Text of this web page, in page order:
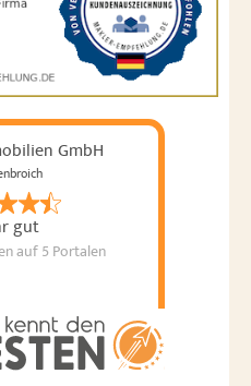
GmbH
gut
auf 5 Portalen